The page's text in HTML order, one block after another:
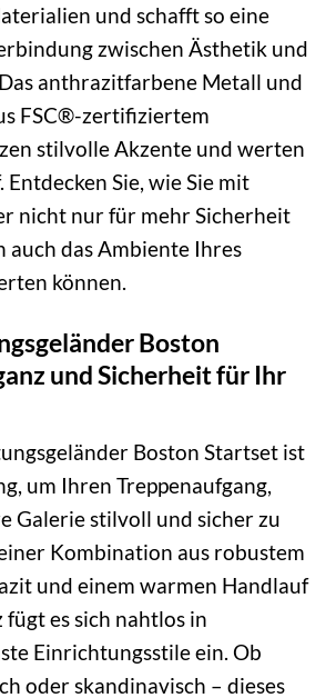
und schafft so eine
zwischen Ästhetik und
anthrazitfarbene Metall und
FSC®-zertifiziertem
stilvolle Akzente und werten
Entdecken Sie, wie Sie mit
nicht nur für mehr Sicherheit
auch das Ambiente Ihres
können.
Boston
und Sicherheit für Ihr
Boston Startset ist
um Ihren Treppenaufgang,
Galerie stilvoll und sicher zu
Kombination aus robustem
und einem warmen Handlauf
fügt es sich nahtlos in
Einrichtungsstile ein. Ob
oder skandinavisch – dieses